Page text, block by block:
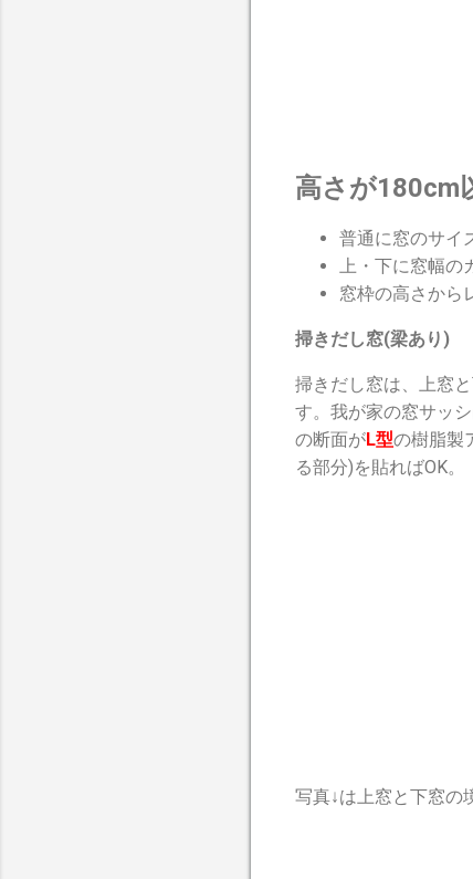
高さが180cm
普通に窓のサイ
上・下に窓幅の
窓枠の高さから
掃きだし窓(梁あり)
掃きだし窓は、上窓
す。我が家の窓サッ
の断面がL型の樹脂製
る部分)を貼ればOK。
写真↓は上窓と下窓の